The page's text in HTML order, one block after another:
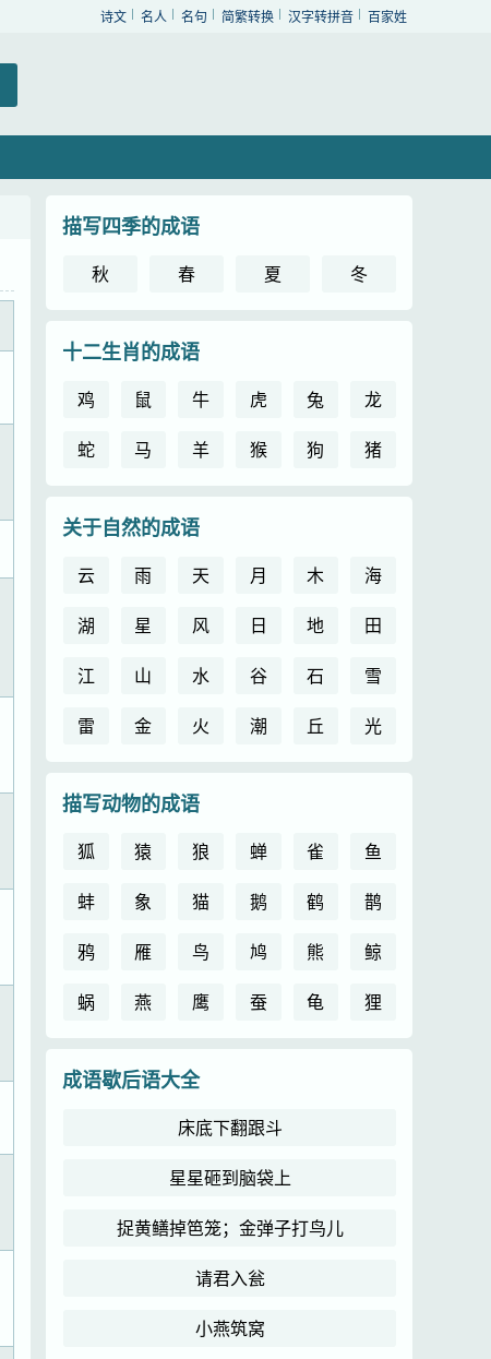
诗文 名人 名句 简繁转换 汉字转拼音 百家姓
描写四季的成语
秋 春 夏 冬
十二生肖的成语
鸡 鼠 牛 虎 兔
龙
蛇
马 羊 猴 狗 猪
关于自然的成语
云 雨 天 月 木
海
湖
星 风 日 地
田
江
山 水 谷 石
雪
雷
金 火 潮 丘 光
描写动物的成语
狐 猿 狼 蝉 雀
鱼
蚌
象 猫 鹅 鹤
鹊
鸦
雁 鸟 鸠 熊
鲸
蜗
燕 鹰 蚕 龟 狸
成语歇后语大全
床底下翻跟斗
星星砸到脑袋上
捉黄鳝掉笆笼；金弹子打鸟儿
请君入瓮
小燕筑窝